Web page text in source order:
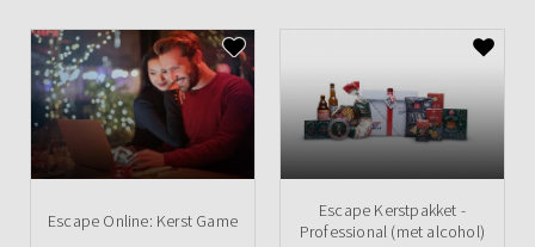
Escape Online: Kerst Game
Escape Kerstpakket -
Professional (met alcohol)